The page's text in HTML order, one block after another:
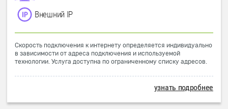
Внешний IP
Скорость подключения к интернету определяется индивидуально
в зависимости от адреса подключения и используемой
технологии. Услуга доступна по ограниченному списку адресов.
узнать подробнее